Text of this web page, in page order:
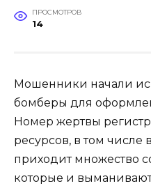
ПРОСМОТРОВ
14
Мошенники начали
бомберы для
Номер жертвы
ресурсов, в том
приходит множество
которые и